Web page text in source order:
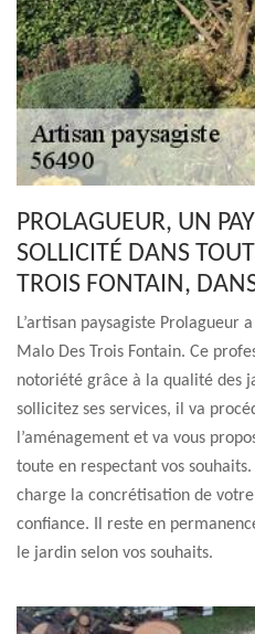
PROLAGUEUR, UN
SOLLICITÉ DANS
TROIS FONTAIN,
L’artisan paysagiste Prolagueur
Malo Des Trois Fontain. Ce
notoriété grâce à la qualité des
sollicitez ses services, il va
l’aménagement et va vous
toute en respectant vos
charge la concrétisation de
confiance. Il reste en
le jardin selon vos souhaits.